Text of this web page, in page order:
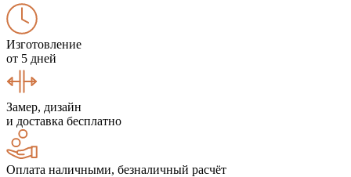
Изготовление
от 5 дней
Замер, дизайн
и доставка бесплатно
Оплата наличными, безналичный расчёт